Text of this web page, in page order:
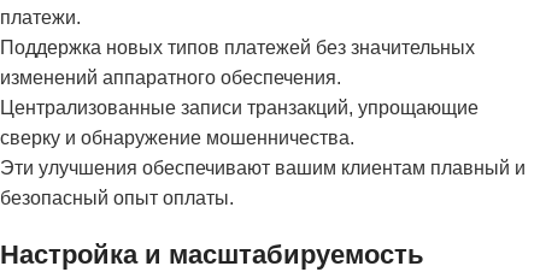
платежи.
Поддержка новых типов платежей без значительных
изменений аппаратного обеспечения.
Централизованные записи транзакций, упрощающие
сверку и обнаружение мошенничества.
Эти улучшения обеспечивают вашим клиентам плавный и
безопасный опыт оплаты.
Настройка и масштабируемость